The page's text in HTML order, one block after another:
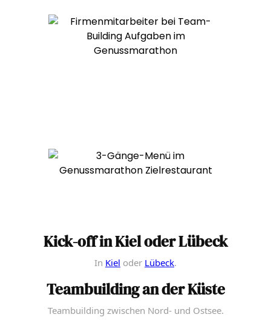
Kick-off in Kiel oder Lübeck
In Kiel oder Lübeck.
Teambuilding an der Küste
Teambuilding zwischen Nord- und Ostsee.